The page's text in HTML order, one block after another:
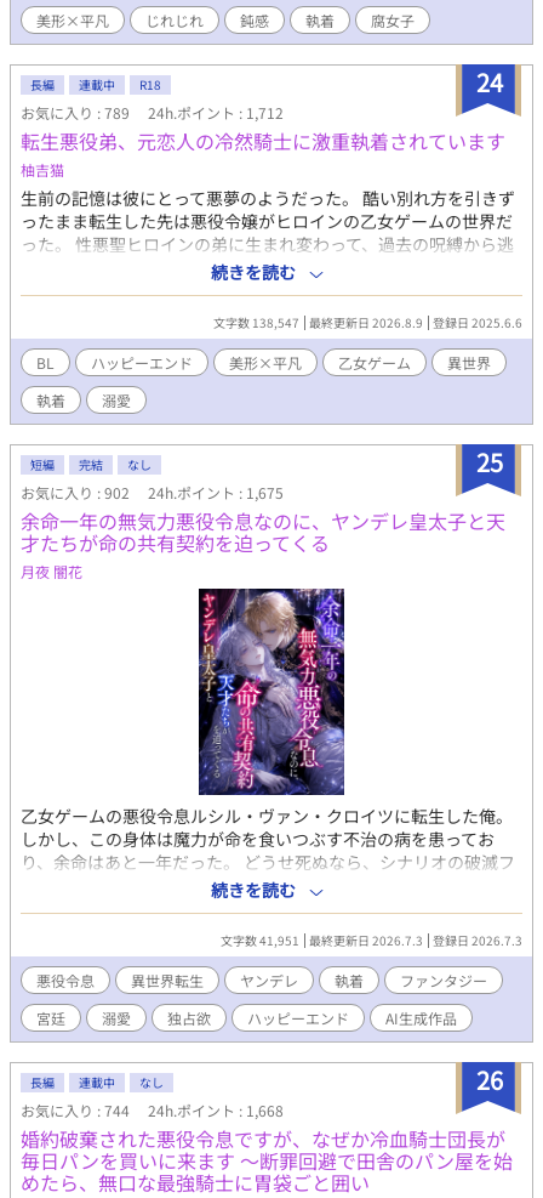
ました♡ ありがとうございますううう！！ イイネやコメントおま
ちしております♡
間の秋風(配信者名、アキ)が優しさで誘ってくれたからに過ぎな
い。 すっかり自身の存在意義を見失っていたアオは、ある日自分
たちについている腐女子ファンの存在をネット上で見つけた。 ど
うやら彼女らは幼馴染のアキ×アオをカップリングして妄想する
ことで、日々の活力を得ているとかなんとか。興味が惹かれたの
で、アオは配信者本人であることは隠しつつ腐女子界隈に潜入す
ることにした。 その日から、彼女らを喜ばせ自身の人気を上げよ
うと、配信上でアキにひたすら営業BLを仕掛けるアオ。すると、
なぜかアキが固まって…。 (ムーンライトノベルズさんにも投稿し
ています)
美形×平凡 じれじれ 鈍感 執着 腐女子
24
長編 連載中 R18
お気に入り : 789 24h.ポイント : 1,712
転生悪役弟、元恋人の冷然騎士に激重執着されています
柚吉猫
生前の記憶は彼にとって悪夢のようだった。 酷い別れ方を引きず
ったまま転生した先は悪役令嬢がヒロインの乙女ゲームの世界だ
った。 性悪聖ヒロインの弟に生まれ変わって、過去の呪縛から逃
れようと必死に生きてきた。 そんな彼の前に現れた竜王の化身で
ある騎士団長。 離れたいのに、皆に愛されている騎士様は離して
くれない。 姿形が違っても、魂でお互いは繋がっている。 冷然竜
王騎士団長×過去の呪縛を背負う悪役弟 今度こそ、本当の恋をし
よう。
続きを読む
文字数 138,547 最終更新日 2026.8.9 登録日 2025.6.6
BL ハッピーエンド 美形×平凡 乙女ゲーム
異世界
執着
溺愛
25
短編 完結 なし
お気に入り : 902 24h.ポイント : 1,675
余命一年の無気力悪役令息なのに、ヤンデレ皇太子と天
才たちが命の共有契約を迫ってくる
月夜 闇花
乙女ゲームの悪役令息ルシル・ヴァン・クロイツに転生した俺。
しかし、この身体は魔力が命を食いつぶす不治の病を患ってお
り、余命はあと一年だった。 どうせ死ぬなら、シナリオの破滅フ
ラグを回避し、誰の記憶にも残らず静かに消え去りたい。 そう願
って王太子アルフレッドに婚約破棄を申し出た。 ――だが、それ
がすべての狂気の始まりだった。 「君の手はひどく冷たいね。ま
るで死人のようだ。……婚約の破棄は認めない」 何も望まず、た
だ消えようとするルシルの儚げな諦観は、逆に攻略対象たちのド
ス黒い支配欲と執着に火をつけてしまう。 ヤンデレ王太子アルフ
レッドの圧倒的な拘束。 実直な騎士ガレッドの盲目的な献身。 天
才魔術師ノアの狂気的な探究。 ルシルが死の淵へ沈み込もうとし
たとき、三人は神の理に逆らう禁忌の魔術を実行する。 それは、
自らの命と魔力をルシルの身体へ直接繋ぎ止める『命の共有契
約』だった――。 「君はもう、どこへも行けない。永遠に、私た
ちと共にあるんだ」 死んで逃げることすら許されない豪奢な鳥籠
の中、悪役令息は息が詰まるほど甘い絶望と幸福に溺れていく。
ヤンデレ執着BLファンタジー、ここに開幕。
続きを読む
文字数 41,951 最終更新日 2026.7.3 登録日 2026.7.3
悪役令息 異世界転生 ヤンデレ 執着
ファンタジー
宮廷
溺愛 独占欲 ハッピーエンド AI生成作品
26
長編 連載中 なし
お気に入り : 744 24h.ポイント : 1,668
婚約破棄された悪役令息ですが、なぜか冷血騎士団長が
毎日パンを買いに来ます 〜断罪回避で田舎のパン屋を始
めたら、無口な最強騎士に胃袋ごと囲い